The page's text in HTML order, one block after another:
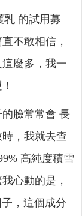
乳 的試用募
不敢相信，
麼多，我一
臉常常會 長
，我就去查
高純度積雪
心動的是，
，這個成分